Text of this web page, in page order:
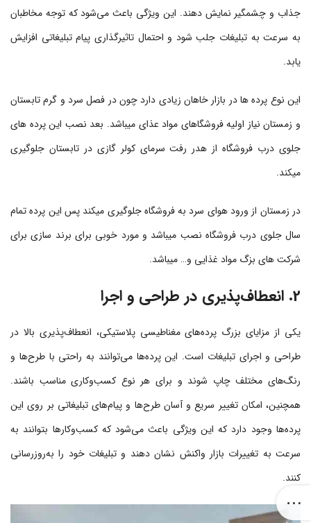
جذاب و چشمگیر نمایش دهند. این ویژگی باعث می‌شود که توجه مخاطبان
به سرعت به تبلیغات جلب شود و احتمال تاثیرگذاری پیام تبلیغاتی افزایش
یابد.
این نوع پرده ها در بازار خاهان زیادی دارد چون در فصل سرد و گرم تابستان
و زمستان نیاز اولیه فروشگاهای مواد عذای میباشد. بعد نصب این پرده های
جلوی درب فروشگاه از هدر رفت سرمای کولر گازی در تابستان جلوگیری
میکند.
در زمستان از ورود هوای سرد به فروشگاه جلوگیری میکند پس این پرده تمام
سال جلوی درب فروشگاه نصب میباشد و مورد خوبی برای برند سازی برای
شرکت های بزگ مواد غذایی و… میباشد.
2. انعطاف‌پذیری در طراحی و اجرا
یکی از مزایای بزرگ پرده‌های مغناطیسی پلاستیکی، انعطاف‌پذیری بالا در
طراحی و اجرای تبلیغات است. این پرده‌ها می‌توانند به راحتی با طرح‌ها و
رنگ‌های مختلف چاپ شوند و برای هر نوع کسب‌وکاری مناسب باشند.
همچنین، امکان تغییر سریع و آسان طرح‌ها و پیام‌های تبلیغاتی بر روی این
پرده‌ها وجود دارد که این ویژگی باعث می‌شود که کسب‌وکارها بتوانند به
سرعت به تغییرات بازار واکنش نشان دهند و تبلیغات خود را به‌روزرسانی
کنند.